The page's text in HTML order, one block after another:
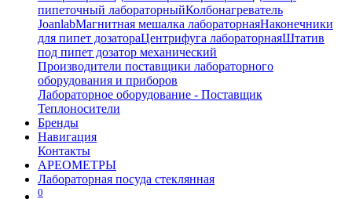
пипеточный лабораторныйКолбонагреватель
JoanlabМагнитная мешалка лабораторнаяНаконечники
для пипет дозатораЦентрифуга лабораторнаяШтатив
под пипет дозатор механический
Производители поставщики лабораторного
оборудования и приборов
Лабораторное оборудование - Поставщик
Теплоносители
Бренды
Навигация
Контакты
АРЕОМЕТРЫ
Лабораторная посуда стеклянная
0